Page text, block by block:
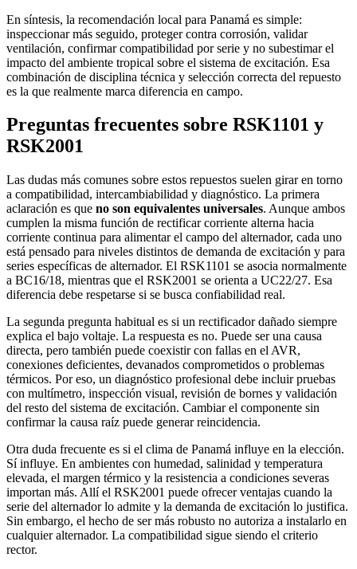
En síntesis, la recomendación local para Panamá es simple:
inspeccionar más seguido, proteger contra corrosión, validar
ventilación, confirmar compatibilidad por serie y no subestimar el
impacto del ambiente tropical sobre el sistema de excitación. Esa
combinación de disciplina técnica y selección correcta del repuesto
es la que realmente marca diferencia en campo.
Preguntas frecuentes sobre RSK1101 y
RSK2001
Las dudas más comunes sobre estos repuestos suelen girar en torno
a compatibilidad, intercambiabilidad y diagnóstico. La primera
aclaración es que no son equivalentes universales. Aunque ambos
cumplen la misma función de rectificar corriente alterna hacia
corriente continua para alimentar el campo del alternador, cada uno
está pensado para niveles distintos de demanda de excitación y para
series específicas de alternador. El RSK1101 se asocia normalmente
a BC16/18, mientras que el RSK2001 se orienta a UC22/27. Esa
diferencia debe respetarse si se busca confiabilidad real.
La segunda pregunta habitual es si un rectificador dañado siempre
explica el bajo voltaje. La respuesta es no. Puede ser una causa
directa, pero también puede coexistir con fallas en el AVR,
conexiones deficientes, devanados comprometidos o problemas
térmicos. Por eso, un diagnóstico profesional debe incluir pruebas
con multímetro, inspección visual, revisión de bornes y validación
del resto del sistema de excitación. Cambiar el componente sin
confirmar la causa raíz puede generar reincidencia.
Otra duda frecuente es si el clima de Panamá influye en la elección.
Sí influye. En ambientes con humedad, salinidad y temperatura
elevada, el margen térmico y la resistencia a condiciones severas
importan más. Allí el RSK2001 puede ofrecer ventajas cuando la
serie del alternador lo admite y la demanda de excitación lo justifica.
Sin embargo, el hecho de ser más robusto no autoriza a instalarlo en
cualquier alternador. La compatibilidad sigue siendo el criterio
rector.